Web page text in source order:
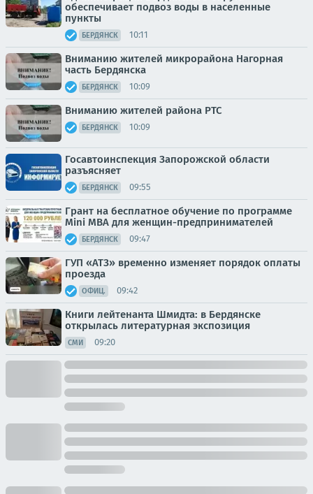
обеспечивает подвоз воды в населенные
пункты
БЕРДЯНСК 10:11
Вниманию жителей микрорайона Нагорная
часть Бердянска
БЕРДЯНСК 10:09
Вниманию жителей района РТС
БЕРДЯНСК 10:09
Госавтоинспекция Запорожской области
разъясняет
БЕРДЯНСК 09:55
Грант на бесплатное обучение по программе
Mini MBA для женщин-предпринимателей
БЕРДЯНСК 09:47
ГУП «АТЗ» временно изменяет порядок оплаты
проезда
ОФИЦ. 09:42
Книги лейтенанта Шмидта: в Бердянске
открылась литературная экспозиция
СМИ 09:20